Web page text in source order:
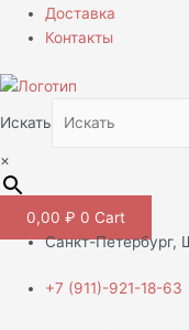
Доставка
Контакты
Искать
×
0,00 ₽ 0 Cart
Санкт-Петербург,
+7 (911)-921-18-63